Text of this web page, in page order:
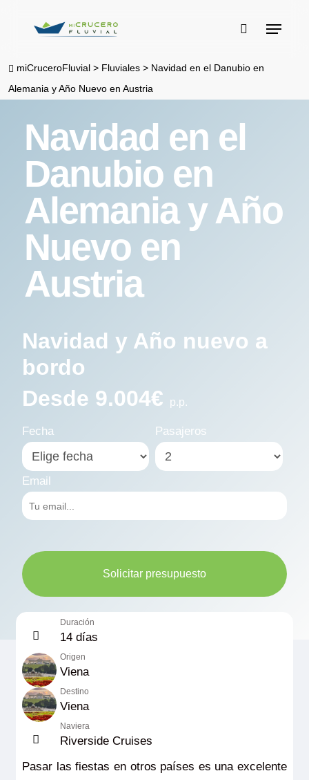
content
buscar
Menu
miCruceroFluvial > Fluviales > Navidad en el Danubio en
Alemania y Año Nuevo en Austria
Navidad en el
Danubio en
Alemania y Año
Nuevo en
Austria
Navidad y Año nuevo a
bordo
Desde 9.004€
p.p.
Fecha Pasajeros
Email
Solicitar presupuesto
Duración
14 días
Origen
Viena
Destino
Viena
Naviera
Riverside Cruises
Pasar las fiestas en otros países es una excelente